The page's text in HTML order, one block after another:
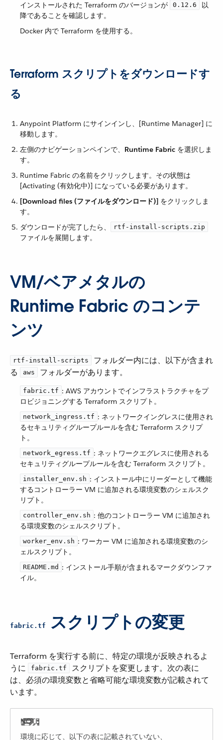
インストールされた Terraform のバージョンが ​
0.12.6
​ 以
降であることを確認します。
Docker 内で Terraform を使用する。
Terraform スクリプトをダウンロードす
る
Anypoint Platform にサインインし、[Runtime Manager] に
移動します。
左側のナビゲーションペインで、​ Runtime Fabric ​ を選択しま
す。
Runtime Fabric の名前をクリックします。その状態は
[Activating (有効化中)] になっている必要があります。
[Download files (ファイルをダウンロード)] ​ をクリックしま
す。
ダウンロードが完了したら、​
rtf-install-scripts.zip
ファイルを展開します。
VM/ベアメタルの
Runtime Fabric のコンテ
ンツ
rtf-install-scripts
​ フォルダー内には、以下が含まれ
る ​
aws ​ フォルダーがあります。
fabric.tf ​: AWS アカウントでインフラストラクチャをプ
ロビジョニングする Terraform スクリプト。
network_ingress.tf ​: ネットワークイングレスに使用され
るセキュリティグループルールを含む Terraform スクリプ
ト。
network_egress.tf ​: ネットワークエグレスに使用される
セキュリティグループルールを含む Terraform スクリプト。
installer_env.sh ​: インストール中にリーダーとして機能
するコントローラー VM に追加される環境変数のシェルスク
リプト。
controller_env.sh ​: 他のコントローラー VM に追加され
る環境変数のシェルスクリプト。
worker_env.sh ​: ワーカー VM に追加される環境変数のシ
ェルスクリプト。
README.md ​: インストール手順が含まれるマークダウンファ
イル。
fabric.tf ​ スクリプトの変更
Terraform を実行する前に、特定の環境が反映されるよ
うに ​
fabric.tf
​ スクリプトを変更します。次の表に
は、必須の環境変数と省略可能な環境変数が記載されて
います。
環境に応じて、以下の表に記載されていない、​